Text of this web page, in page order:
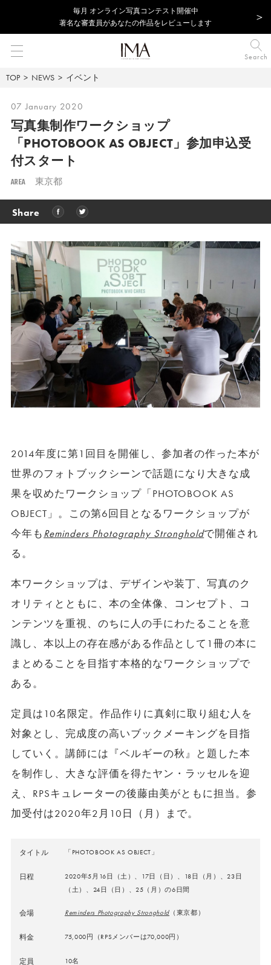
毎⽉ オンライン写真コンテスト開催中
著名な審査員があなたの作品をレビューします
Search
TOP NEWS イベント
07 January 2020
写真集制作ワークショップ
「PHOTOBOOK AS OBJECT」参加申込受
付スタート
AREA 東京都
Share
2014年度に第1 回目を開催し、参加者の作った本が
世界のフォトブックシーンで話題になり大きな成
果を収めたワークショップ「PHOTOBOOK AS
OBJECT」。この第6回目となるワークショップが
今年もReminders Photography Strongholdで開催され
る。
本ワークショップは、デザインや装丁、写真のク
オリティとともに、本の全体像、コンセプト、コ
ンテンツを重視、のちに人の手にわたることを意
識し、本以上の存在感がある作品として 1冊の本に
まとめることを目指す本格的なワークショップで
ある。
定員は 10名限定。作品作りに真剣に取り組む人を
対象とし、完成度の高いブックメーキングを目指
していく。講師には『ベルギーの秋』と題した本
を制作し、大きな評価を得たヤン・ラッセルを迎
え、 RPSキュレーターの後藤由美がともに担当。参
加受付は2020年2月 10 日（月）まで。
タイトル 「PHOTOBOOK AS OBJECT」
日程
2020年5月16日（土）、17日（日）、18日（月）、23日
（土）、24日（日）、25（月）の6日間
会場 Reminders Photography Stronghold （東京都）
料金 75,000円（RPSメンバーは70,000円）
定員 10名